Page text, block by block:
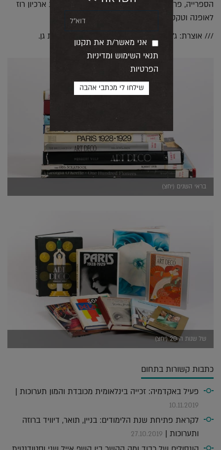
הספרייה, פריטי אופנה מקוריים מהתקופה, באדיבות ארכיון רוז
לאופנה וטקסטיל בשנקר.
/// אוצרת: ג'ניפר ריימונד. עד: 31/12. ידע עם 8, רמת גן.
בראי השנים (יחצ)
של שנות ה 20 (יחצ)
כתבות קשורות בתחום
פעיל באקדמיה: זכייה בינלאומית מכובדת והמון תערוכות |
10.11.2019
לקראת פתיחת שנת הלימודים: בניין, תואר, דיוויד ברוזה
ותערוכות | 27.10.2019
אני מאשר/ת את תקנון
תנאי השימוש ומדיניות
הפרטיות